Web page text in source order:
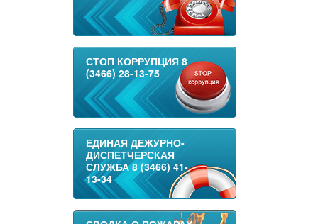
СТОП КОРРУПЦИЯ 8
(3466) 28-13-75
ЕДИНАЯ ДЕЖУРНО-
ДИСПЕТЧЕРСКАЯ
СЛУЖБА 8 (3466) 41-
13-34